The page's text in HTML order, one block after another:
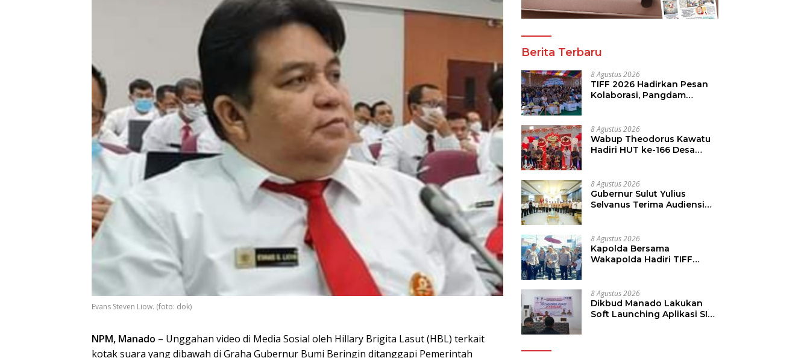
Evans Steven Liow. (foto: dok)
NPM, Manado – Unggahan video di Media Sosial oleh Hillary Brigita Lasut (HBL) terkait
kotak suara yang dibawah di Graha Gubernur Bumi Beringin ditanggapi Pemerintah
Berita Terbaru
8 Agustus 2026
TIFF 2026 Hadirkan Pesan
Kolaborasi, Pangdam
8 Agustus 2026
Wabup Theodorus Kawatu
Hadiri HUT ke-166 Desa
8 Agustus 2026
Gubernur Sulut Yulius
Selvanus Terima Audiensi
8 Agustus 2026
Kapolda Bersama
Wakapolda Hadiri TIFF
Keamanan
8 Agustus 2026
Dikbud Manado Lakukan
Soft Launching Aplikasi SI